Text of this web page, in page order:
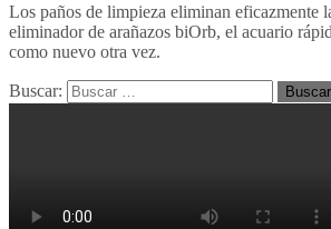
Los paños de limpieza eliminan eficazmente
eliminador de arañazos biOrb, el acuario
como nuevo otra vez.
Buscar: